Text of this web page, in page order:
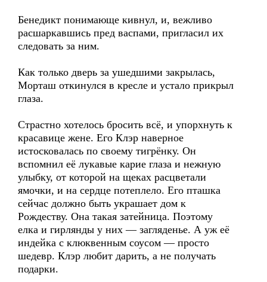
Бенедикт понимающе кивнул, и, вежливо
расшаркавшись пред васпами, пригласил их
следовать за ним.
Как только дверь за ушедшими закрылась,
Морташ откинулся в кресле и устало прикрыл
глаза.
Страстно хотелось бросить всё, и упорхнуть к
красавице жене. Его Клэр наверное
истосковалась по своему тигрёнку. Он
вспомнил её лукавые карие глаза и нежную
улыбку, от которой на щеках расцветали
ямочки, и на сердце потеплело. Его пташка
сейчас должно быть украшает дом к
Рождеству. Она такая затейница. Поэтому
елка и гирлянды у них — загляденье. А уж её
индейка с клюквенным соусом — просто
шедевр. Клэр любит дарить, а не получать
подарки.